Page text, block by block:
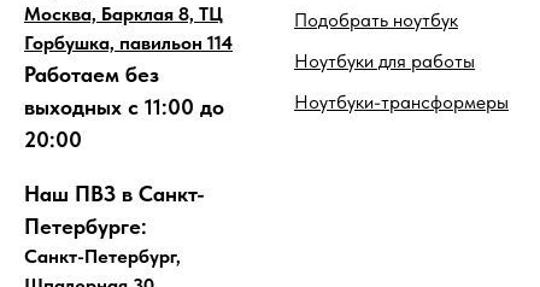
Москва, Барклая 8, ТЦ
Горбушка, павильон 114
Работаем без
выходных с 11:00 до
20:00
Наш ПВЗ в Санкт-
Петербурге:
Санкт-Петербург,
Подобрать ноутбук
Ноутбуки для работы
Ноутбуки-трансформеры